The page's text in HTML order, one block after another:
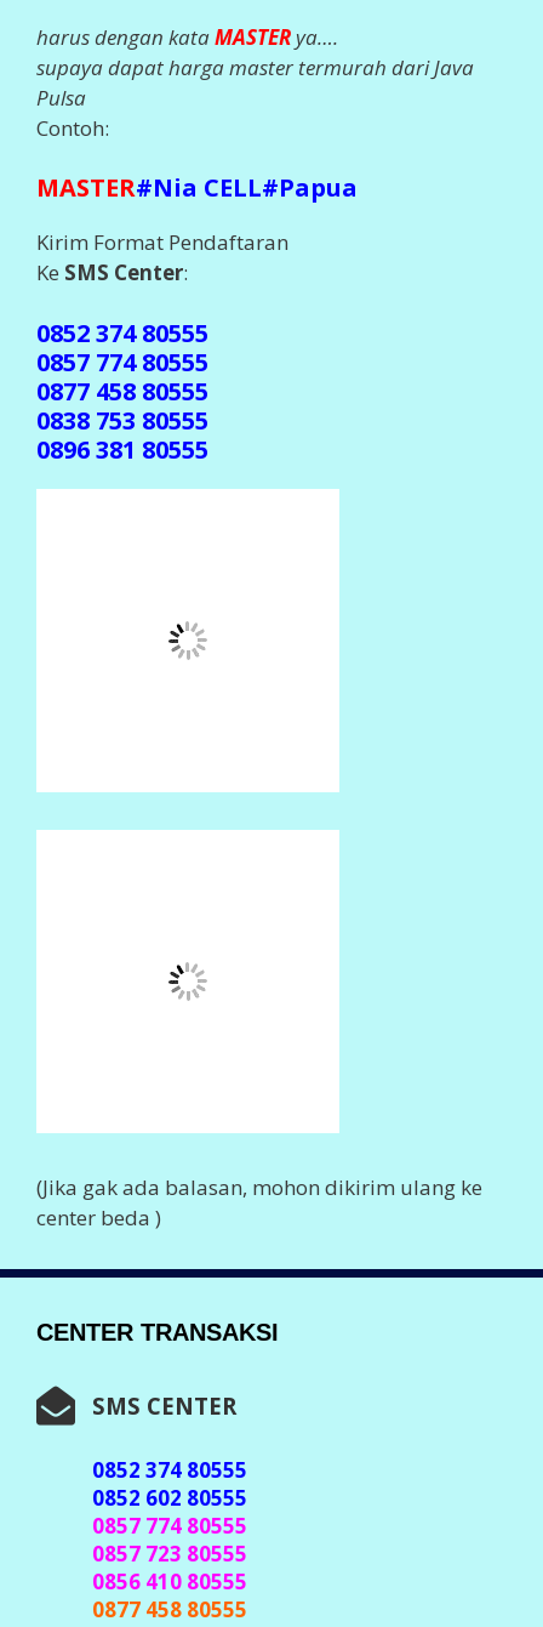
harus dengan kataMASTER ya….
supaya dapat harga master termurah dari Java
Pulsa
Contoh:
MASTER#Nia CELL#Papua
Kirim Format Pendaftaran
Ke SMS Center:
0852 374 80555
0857 774 80555
0877 458 80555
0838 753 80555
0896 381 80555
(Jika gak ada balasan, mohon dikirim ulang ke
center beda )
CENTER TRANSAKSI
SMS CENTER
0852 374 80555
0852 602 80555
0857 774 80555
0857 723 80555
0856 410 80555
0877 458 80555